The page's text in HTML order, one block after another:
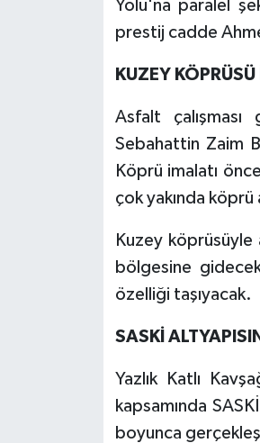
Yolu'na paralel
prestij cadde
KUZEY
Asfalt
Sebahattin Zaim
Köprü imalatı
çok yakında köprü
Kuzey köprüsüyle
bölgesine
özelliği taşıyacak.
SASKİ
Yazlık Katlı
kapsamında
boyunca